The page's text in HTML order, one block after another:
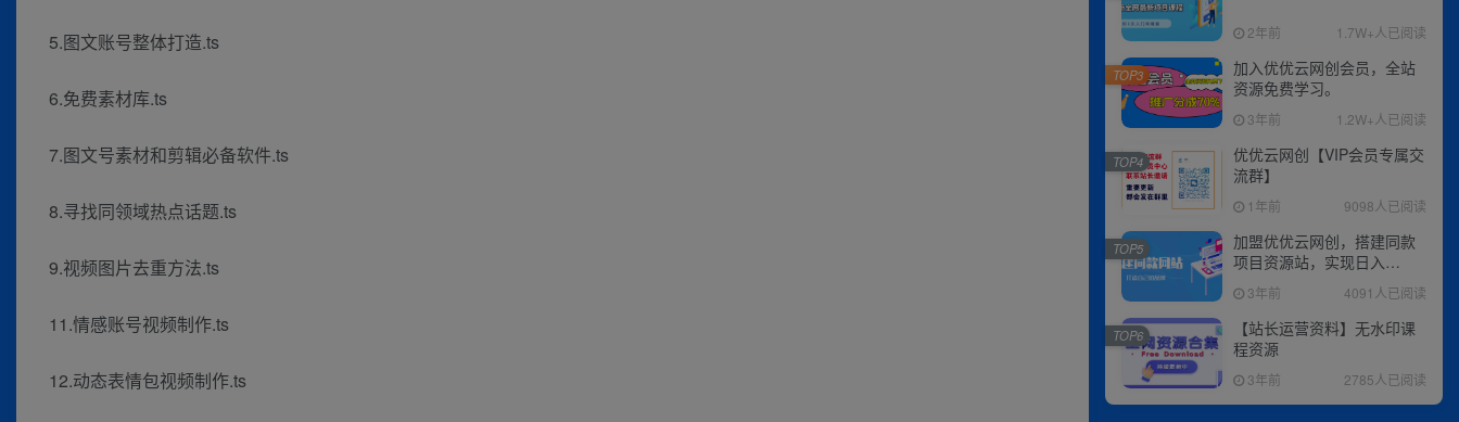
5.图文账号整体打造.ts
6.免费素材库.ts
7.图文号素材和剪辑必备软件.ts
8.寻找同领域热点话题.ts
9.视频图片去重方法.ts
11.情感账号视频制作.ts
12.动态表情包视频制作.ts
2年前 1.7W+人已阅读
加入优优云网创会员，全站
资源免费学习。
3年前 1.2W+人已阅读
TOP3
优优云网创【VIP会员专属交
流群】
1年前 9098人已阅读
TOP4
加盟优优云网创，搭建同款
项目资源站，实现日入
2000+
3年前 4091人已阅读
TOP5
【站长运营资料】无水印课
程资源
3年前 2785人已阅读
TOP6